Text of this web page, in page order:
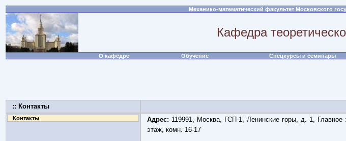
Механико-математический факультет Московского
Кафедра
О кафедре Обучение Спецкурсы и семинары
:: Контакты
Контакты Адрес: 119991, Москва, ГСП-1, Ленинские горы, д. 1, Главное
этаж, комн. 16-17